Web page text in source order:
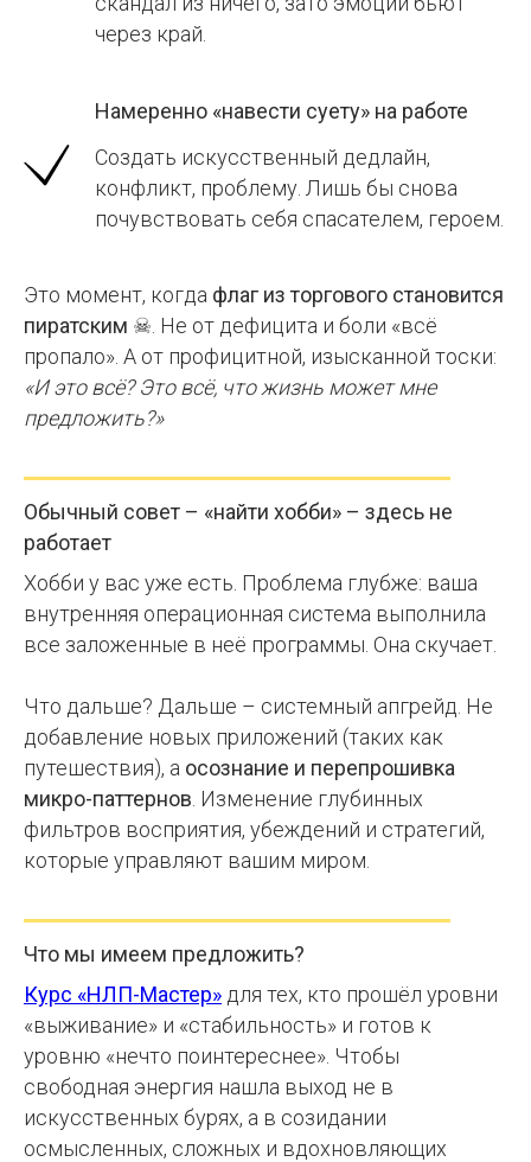
через край.
Намеренно «навести суету» на работе
Создать искусственный дедлайн,
конфликт, проблему. Лишь бы снова
почувствовать себя спасателем, героем.
Это момент, когда флаг из торгового становится
пиратским ☠. Не от дефицита и боли «всё
пропало». А от профицитной, изысканной тоски:
«И это всё? Это всё, что жизнь может мне
предложить?»
Обычный совет – «найти хобби» – здесь не
работает
Хобби у вас уже есть. Проблема глубже: ваша
внутренняя операционная система выполнила
все заложенные в неё программы. Она скучает.
Что дальше? Дальше – системный апгрейд. Не
добавление новых приложений (таких как
путешествия), а осознание и перепрошивка
микро-паттернов . Изменение глубинных
фильтров восприятия, убеждений и стратегий,
которые управляют вашим миром.
Что мы имеем предложить?
Курс «НЛП-Мастер» для тех, кто прошёл уровни
«выживание» и «стабильность» и готов к
уровню «нечто поинтереснее». Чтобы
свободная энергия нашла выход не в
искусственных бурях, а в созидании
осмысленных, сложных и вдохновляющих